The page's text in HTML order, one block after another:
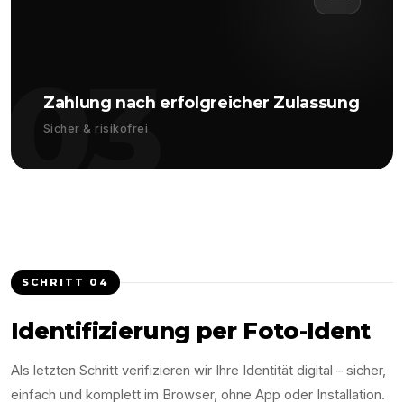
03
Zahlung nach erfolgreicher Zulassung
Sicher & risikofrei
SCHRITT 04
Identifizierung per Foto-Ident
Als letzten Schritt verifizieren wir Ihre Identität digital – sicher,
einfach und komplett im Browser, ohne App oder Installation.